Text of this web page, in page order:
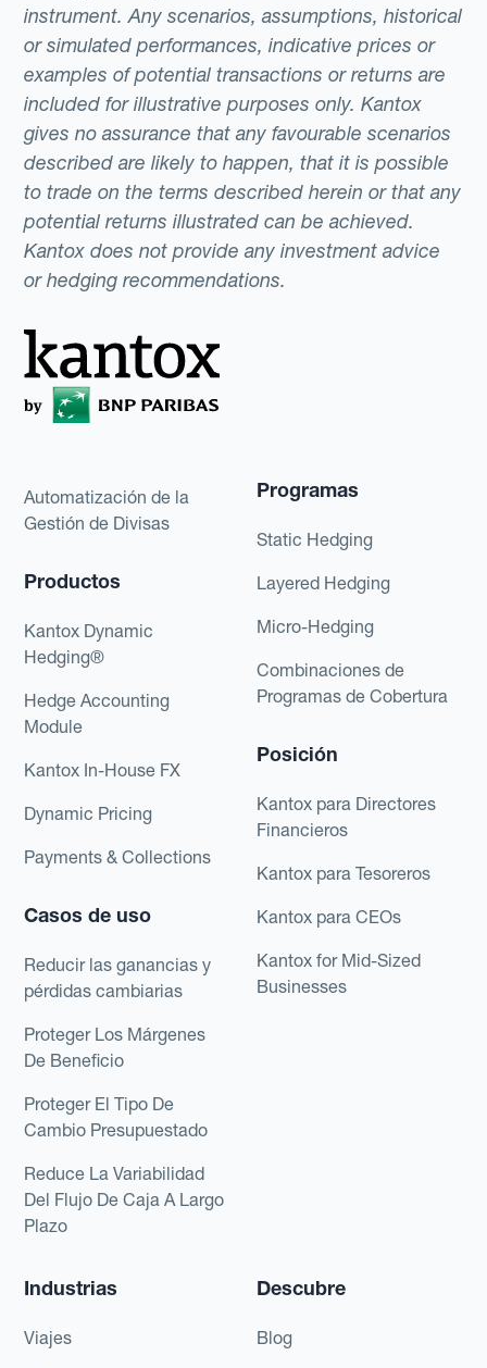
instrument. Any scenarios, assumptions, historical
or simulated performances, indicative prices or
examples of potential transactions or returns are
included for illustrative purposes only. Kantox
gives no assurance that any favourable scenarios
described are likely to happen, that it is possible
to trade on the terms described herein or that any
potential returns illustrated can be achieved.
Kantox does not provide any investment advice
or hedging recommendations.
Automatización de la
Gestión de Divisas
Productos
Kantox Dynamic
Hedging®
Hedge Accounting
Module
Kantox In-House FX
Dynamic Pricing
Payments & Collections
Casos de uso
Reducir las ganancias y
pérdidas cambiarias
Proteger Los Márgenes
De Beneficio
Proteger El Tipo De
Cambio Presupuestado
Reduce La Variabilidad
Del Flujo De Caja A Largo
Plazo
Programas
Static Hedging
Layered Hedging
Micro-Hedging
Combinaciones de
Programas de Cobertura
Posición
Kantox para Directores
Financieros
Kantox para Tesoreros
Kantox para CEOs
Kantox for Mid-Sized
Businesses
Industrias
Viajes
Descubre
Blog